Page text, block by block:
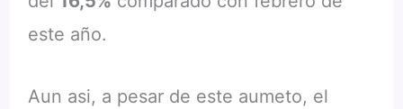
este año.
Aun asi, a pesar de este aumeto, el